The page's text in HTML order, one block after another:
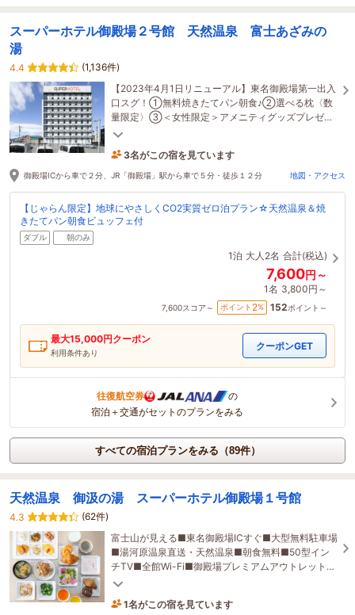
スーパーホテル御殿場２号館 天然温泉 富士あざみの
湯
4.4
(1,136件)
【2023年4月1日リニューアル】東名御殿場第一出入
口スグ！①無料焼きたてパン朝食♪②選べる枕〈数
量限定〉③＜女性限定＞アメニティグッズプレゼン
ト♪④天然温泉完備（男女入替制）
3名がこの宿を見ています
4時間前に予約されました
御殿場ICから車で２分、JR「御殿場」駅から車で５分・徒歩１２分 地図・アクセス
【じゃらん限定】地球にやさしくCO2実質ゼロ泊プラン☆天然温泉＆焼
きたてパン朝食ビュッフェ付
ダブル 朝のみ
1泊 大人2名 合計(税込)
7,600円～
1名 3,800円～
7,600スコア～ ポイント 2% 152ポイント～
最大15,000円クーポン
利用条件あり
クーポンGET
往復航空券
の
宿泊＋交通がセットのプランをみる
すべての宿泊プランをみる（89件）
天然温泉 御汲の湯 スーパーホテル御殿場１号館
4.3
(62件)
富士山が見える■東名御殿場ICすぐ■大型無料駐車場
■湯河原温泉直送・天然温泉■朝食無料■50型イン
チTV■全館Wi-Fi■御殿場プレミアムアウトレットす
ぐ
1名がこの宿を見ています